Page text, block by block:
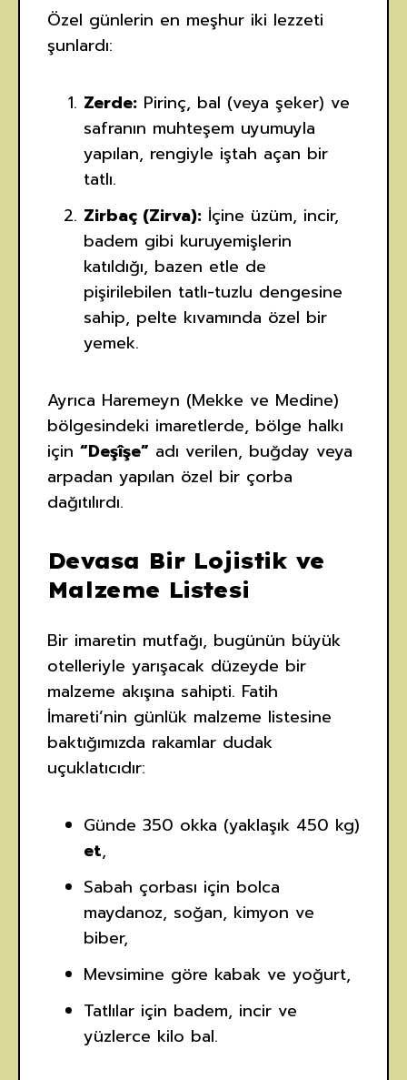
Özel günlerin en meşhur iki lezzeti
şunlardı:
Zerde: Pirinç, bal (veya şeker) ve
safranın muhteşem uyumuyla
yapılan, rengiyle iştah açan bir
tatlı.
Zirbaç (Zirva): İçine üzüm, incir,
badem gibi kuruyemişlerin
katıldığı, bazen etle de
pişirilebilen tatlı-tuzlu dengesine
sahip, pelte kıvamında özel bir
yemek.
Ayrıca Haremeyn (Mekke ve Medine)
bölgesindeki imaretlerde, bölge halkı
için “Deşîşe” adı verilen, buğday veya
arpadan yapılan özel bir çorba
dağıtılırdı.
Devasa Bir Lojistik ve
Malzeme Listesi
Bir imaretin mutfağı, bugünün büyük
otelleriyle yarışacak düzeyde bir
malzeme akışına sahipti. Fatih
İmareti’nin günlük malzeme listesine
baktığımızda rakamlar dudak
uçuklatıcıdır:
Günde 350 okka (yaklaşık 450 kg)
et,
Sabah çorbası için bolca
maydanoz, soğan, kimyon ve
biber,
Mevsimine göre kabak ve yoğurt,
Tatlılar için badem, incir ve
yüzlerce kilo bal.